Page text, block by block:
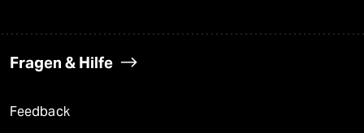
Fragen & Hilfe
Feedback